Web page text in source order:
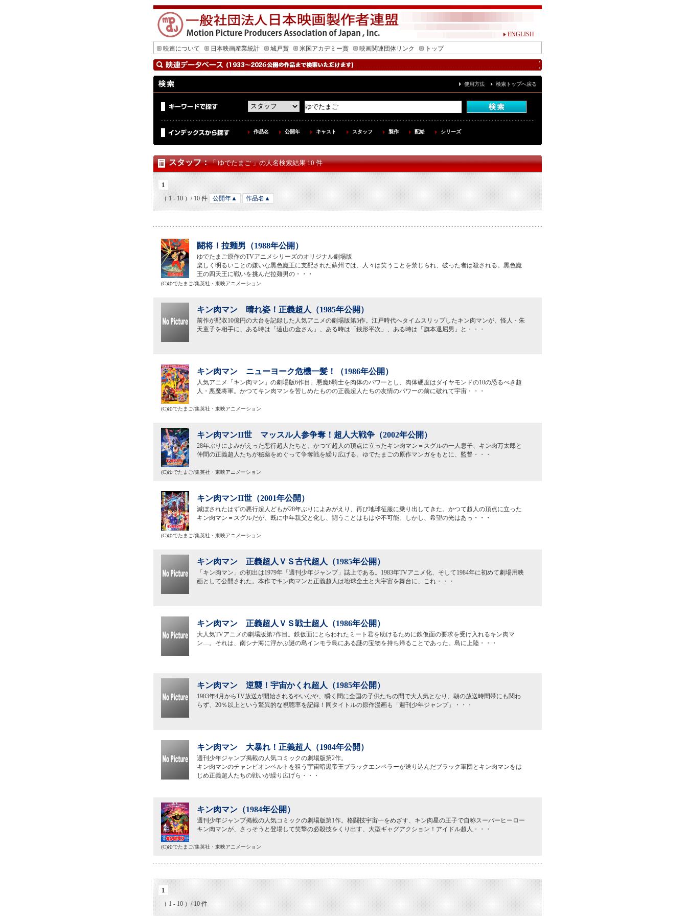
ENGLISH
映連について
日本映画産業統計 城戸賞 米国アカデミー賞 映画関連団体リンク トップ
使用方法 検索トップへ戻る
作品名 公開年 キャスト スタッフ 製作 配給 シリーズ
スタッフ：「 ゆでたまご 」の人名検索結果 10 件
1
（ 1 - 10 ）/ 10 件 公開年▲ 作品名▲
闘将！拉麺男（1988年公開）
ゆでたまご原作のTVアニメシリーズのオリジナル劇場版
楽しく明るいことの嫌いな黒色魔王に支配された蘇州では、人々は笑うことを禁じられ、破った者は殺される。黒色魔
王の四天王に戦いを挑んだ拉麺男の・・・
(C)ゆでたまご/集英社・東映アニメーション
キン肉マン 晴れ姿！正義超人（1985年公開）
前作が配収10億円の大台を記録した人気アニメの劇場版第5作。江戸時代へタイムスリップしたキン肉マンが、怪人・朱
天童子を相手に、ある時は「遠山の金さん」、ある時は「銭形平次」、ある時は「旗本退屈男」と・・・
キン肉マン ニューヨーク危機一髪！（1986年公開）
人気アニメ「キン肉マン」の劇場版6作目。悪魔6騎士を肉体のパワーとし、肉体硬度はダイヤモンドの10の恐るべき超
人・悪魔将軍。かつてキン肉マンを苦しめたものの正義超人たちの友情のパワーの前に破れて宇宙・・・
(C)ゆでたまご/集英社・東映アニメーション
キン肉マンII世 マッスル人参争奪！超人大戦争（2002年公開）
28年ぶりによみがえった悪行超人たちと、かつて超人の頂点に立ったキン肉マン＝スグルの一人息子、キン肉万太郎と
仲間の正義超人たちが秘薬をめぐって争奪戦を繰り広げる。ゆでたまごの原作マンガをもとに、監督・・・
(C)ゆでたまご/集英社・東映アニメーション
キン肉マンII世（2001年公開）
滅ぼされたはずの悪行超人どもが28年ぶりによみがえり、再び地球征服に乗り出してきた。かつて超人の頂点に立った
キン肉マン＝スグルだが、既に中年親父と化し、闘うことはもはや不可能。しかし、希望の光はあっ・・・
(C)ゆでたまご/集英社・東映アニメーション
キン肉マン 正義超人ＶＳ古代超人（1985年公開）
「キン肉マン」の初出は1979年「週刊少年ジャンプ」誌上である。1983年TVアニメ化、そして1984年に初めて劇場用映
画として公開された。本作でキン肉マンと正義超人は地球全土と大宇宙を舞台に、これ・・・
キン肉マン 正義超人ＶＳ戦士超人（1986年公開）
大人気TVアニメの劇場版第7作目。鉄仮面にとらわれたミート君を助けるために鉄仮面の要求を受け入れるキン肉マ
ン…。それは、南シナ海に浮かぶ謎の島インモラ島にある謎の宝物を持ち帰ることであった。島に上陸・・・
キン肉マン 逆襲！宇宙かくれ超人（1985年公開）
1983年4月からTV放送が開始されるやいなや、瞬く間に全国の子供たちの間で大人気となり、朝の放送時間帯にも関わ
らず、20％以上という驚異的な視聴率を記録！同タイトルの原作漫画も「週刊少年ジャンプ」・・・
キン肉マン 大暴れ！正義超人（1984年公開）
週刊少年ジャンプ掲載の人気コミックの劇場版第2作。
キン肉マンのチャンピオンベルトを狙う宇宙暗黒帝王ブラックエンペラーが送り込んだブラック軍団とキン肉マンをは
じめ正義超人たちの戦いが繰り広げら・・・
キン肉マン（1984年公開）
週刊少年ジャンプ掲載の人気コミックの劇場版第1作。格闘技宇宙一をめざす、キン肉星の王子で自称スーパーヒーロー
キン肉マンが、さっそうと登場して笑撃の必殺技をくり出す、大型ギャグアクション！アイドル超人・・・
(C)ゆでたまご/集英社・東映アニメーション
1
（ 1 - 10 ）/ 10 件